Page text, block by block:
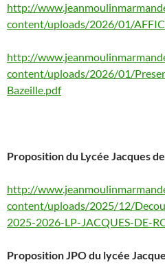
http://
content/uploads/2026/01/
http://
content/uploads/2026/01/
Bazeille.pdf
Proposition du Lycée Jacques
http://
content/uploads/2025/12/
2025-2026-LP-JACQUES-DE-
Proposition JPO du lycée